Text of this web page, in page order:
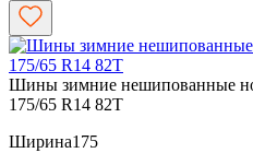
Шины зимние нешипованные
175/65 R14 82T
Ширина175